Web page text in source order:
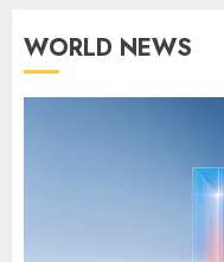
WORLD NEWS